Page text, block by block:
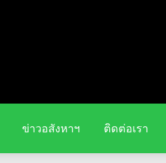
ข่าวอสังหาฯ ติดต่อเรา